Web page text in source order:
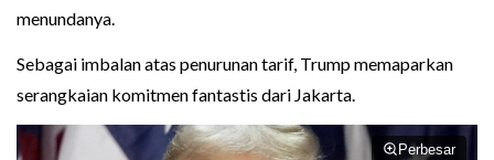
menundanya.
Sebagai imbalan atas penurunan tarif, Trump memaparkan
serangkaian komitmen fantastis dari Jakarta.
Perbesar